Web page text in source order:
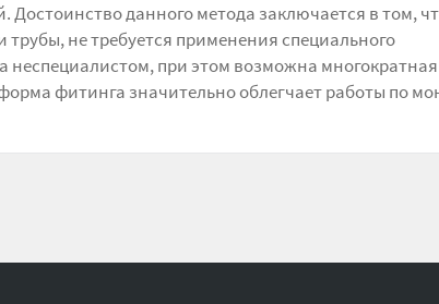
Достоинство данного метода заключается в том,
трубы, не требуется применения специального
при этом возможна многократная
фитинга значительно облегчает работы по